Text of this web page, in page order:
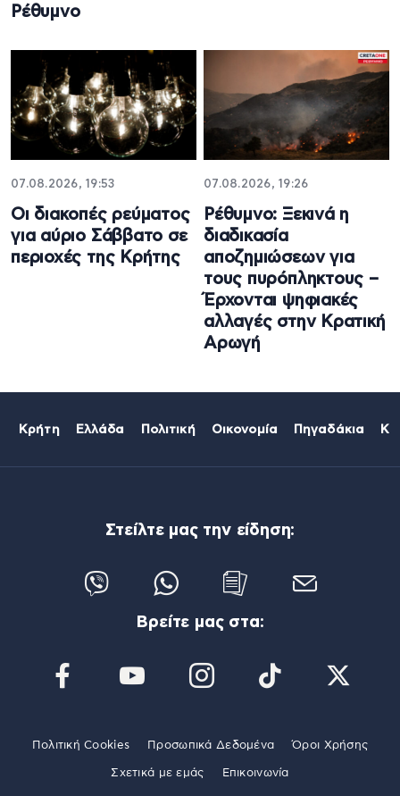
Ρέθυμνο
07.08.2026, 19:53
Οι διακοπές ρεύματος
για αύριο Σάββατο σε
περιοχές της Κρήτης
07.08.2026, 19:26
Ρέθυμνο: Ξεκινά η
διαδικασία
αποζημιώσεων για
τους πυρόπληκτους –
Έρχονται ψηφιακές
αλλαγές στην Κρατική
Αρωγή
Κρήτη Ελλάδα Πολιτική Οικονομία Πηγαδάκια
Στείλτε μας την είδηση:
Βρείτε μας στα:
Πολιτική Cookies Προσωπικά Δεδομένα Όροι Χρήσης
Σχετικά με εμάς Επικοινωνία